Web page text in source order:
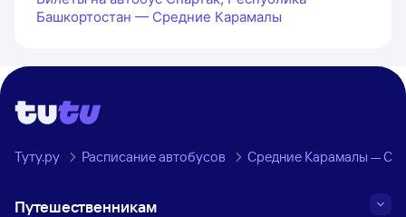
Башкортостан — Средние Карамалы
Туту.ру Расписание автобусов Средние Карамалы —
Путешественникам